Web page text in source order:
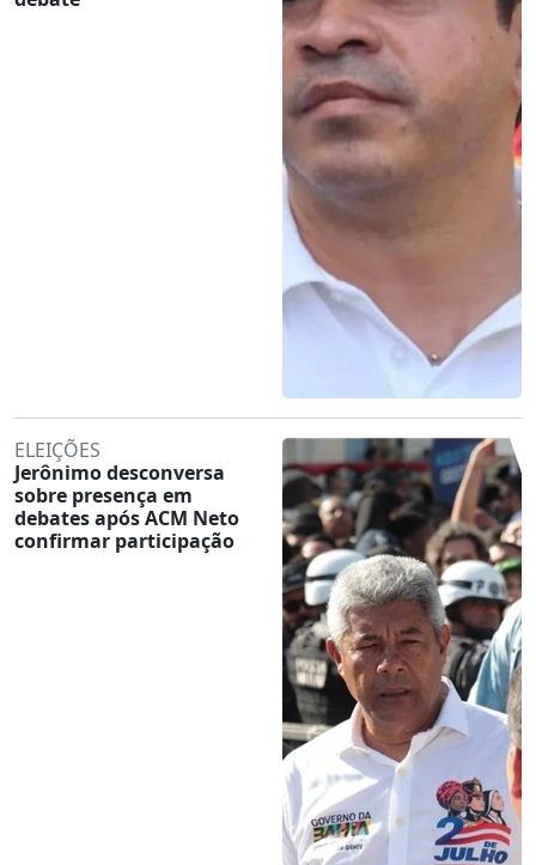
ELEIÇÕES
Jerônimo desconversa
sobre presença em
debates após ACM Neto
confirmar participação